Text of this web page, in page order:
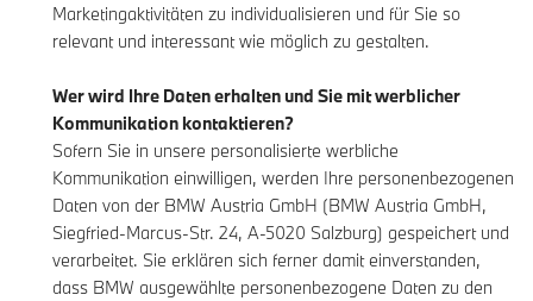
Marketingaktivitäten zu individualisieren und für Sie so
relevant und interessant wie möglich zu gestalten.
Wer wird Ihre Daten erhalten und Sie mit werblicher
Kommunikation kontaktieren?
Sofern Sie in unsere personalisierte werbliche
Kommunikation einwilligen, werden Ihre personenbezogenen
Daten von der BMW Austria GmbH (BMW Austria GmbH,
Siegfried-Marcus-Str. 24, A-5020 Salzburg) gespeichert und
verarbeitet. Sie erklären sich ferner damit einverstanden,
dass BMW ausgewählte personenbezogene Daten zu den